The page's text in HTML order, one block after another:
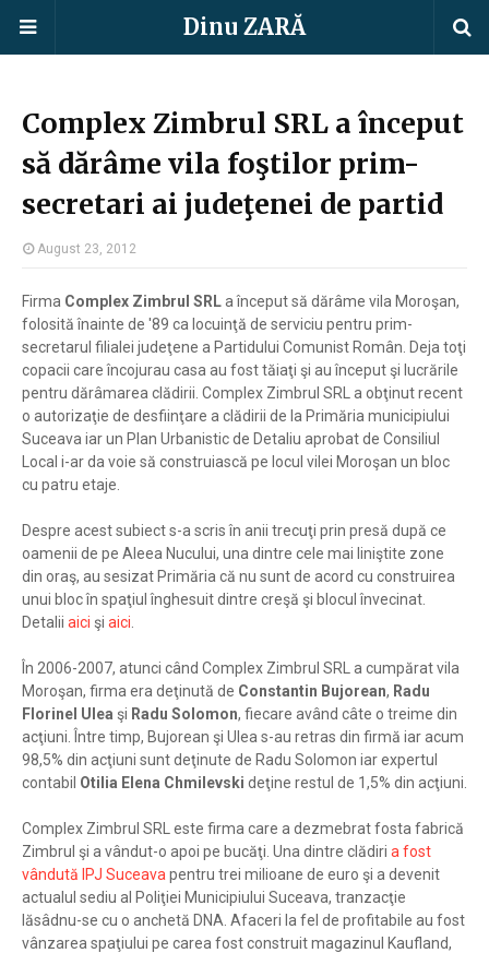
Dinu ZARĂ
Complex Zimbrul SRL a început
să dărâme vila foştilor prim-
secretari ai judeţenei de partid
August 23, 2012
Firma Complex Zimbrul SRLa început să dărâme vila Moroşan,
folosită înainte de '89 ca locuinţă de serviciu pentru prim-
secretarul filialei judeţene a Partidului Comunist Român. Deja toţi
copacii care încojurau casa au fost tăiaţi şi au început şi lucrările
pentru dărâmarea clădirii. Complex Zimbrul SRL a obţinut recent
o autorizaţie de desfiinţare a clădirii de la Primăria municipiului
Suceava iar un Plan Urbanistic de Detaliu aprobat de Consiliul
Local i-ar da voie să construiască pe locul vilei Moroşan un bloc
cu patru etaje.
Despre acest subiect s-a scris în anii trecuţi prin presă după ce
oamenii de pe Aleea Nucului, una dintre cele mai liniştite zone
din oraş, au sesizat Primăria că nu sunt de acord cu construirea
unui bloc în spaţiul înghesuit dintre creşă şi blocul învecinat.
Detalii aici şi aici
În 2006-2007, atunci când Complex Zimbrul SRL a cumpărat vila
Moroşan, firma era deţinută de Constantin Bujorean, Radu
Florinel Ulea şi Radu Solomon, fiecare având câte o treime din
acţiuni. Între timp, Bujorean şi Ulea s-au retras din firmă iar acum
98,5% din acţiuni sunt deţinute de Radu Solomon iar expertul
contabil Otilia Elena Chmilevski deţine restul de 1,5% din acţiuni.
Complex Zimbrul SRL este firma care a dezmebrat fosta fabrică
Zimbrul şi a vândut-o apoi pe bucăţi. Una dintre clădiri a fost
vândută IPJ Suceava pentru trei milioane de euro şi a devenit
actualul sediu al Poliţiei Municipiului Suceava, tranzacţie
lăsâdnu-se cu o anchetă DNA. Afaceri la fel de profitabile au fost
vânzarea spaţiului pe carea fost construit magazinul Kaufland,